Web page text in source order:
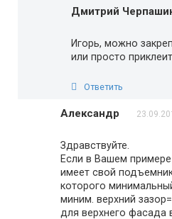
Дмитрий
Игорь, можно
или просто
Ответить
Александр
Здравствуйте.
Если в Вашем
имеет свой подъемник
которого
миним. верхний
для верхнего фасада